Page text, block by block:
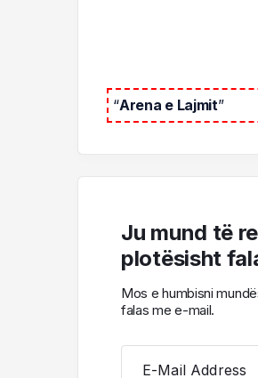
“Arena e Lajmit”
Ju mund të
plotësisht
Mos e humbisni
falas me e-mail.
E-Mail Address